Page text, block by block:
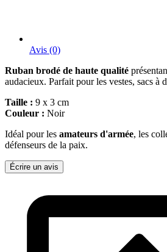
Avis (0)
Ruban brodé de haute qualité
audacieux. Parfait pour les vestes, sacs à
Taille : 9 x 3 cm
Couleur : Noir
Idéal pour les amateurs d'armée, les
défenseurs de la paix.
Écrire un avis